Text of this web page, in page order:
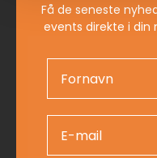
Få de seneste
events direkte i din